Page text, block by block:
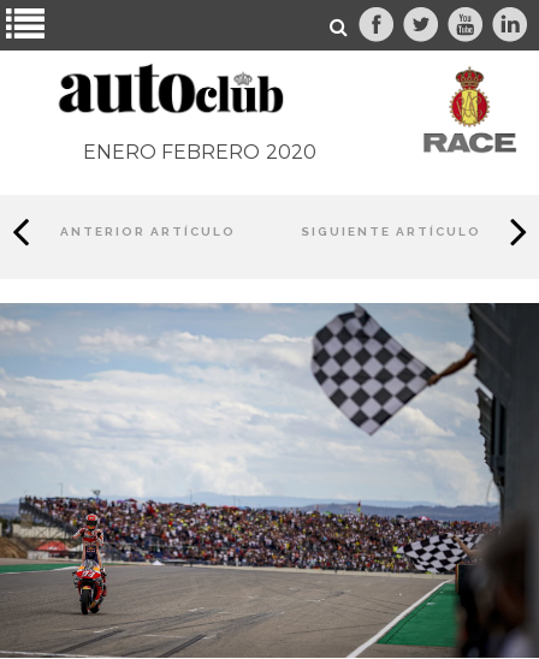
ENERO FEBRERO 2020
ANTERIOR ARTÍCULO SIGUIENTE ARTÍCULO